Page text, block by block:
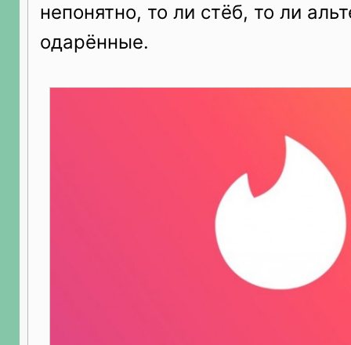
непонятно, то ли стëб, то ли
одарëнные.